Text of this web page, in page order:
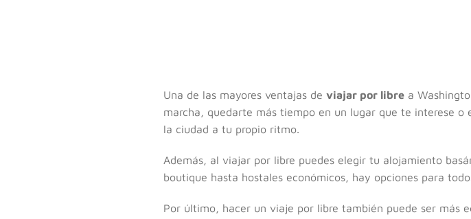
Una de las mayores ventajas de viajar por libre a
marcha, quedarte más tiempo en un lugar que te interese
la ciudad a tu propio ritmo.
Además, al viajar por libre puedes elegir tu alojamiento
boutique hasta hostales económicos, hay opciones para
Por último, hacer un viaje por libre también puede ser más